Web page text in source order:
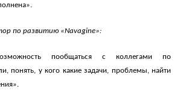
по развитию «Navagine»:
пообщаться с коллегами по
понять, у кого какие задачи, проблемы, найти